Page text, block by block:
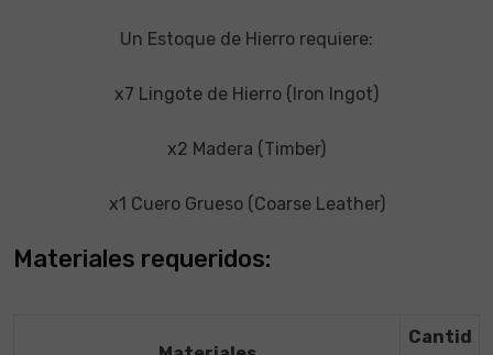
Un Estoque de Hierro requiere:
x7 Lingote de Hierro (Iron Ingot)
x2 Madera (Timber)
x1 Cuero Grueso (Coarse Leather)
Materiales requeridos:
Cantid